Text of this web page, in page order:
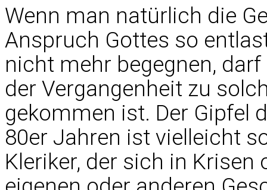
Wenn man natürlich die
Anspruch Gottes so
nicht mehr begegnen,
der Vergangenheit zu
gekommen ist. Der Gipfel
80er Jahren ist vielleicht
Kleriker, der sich in